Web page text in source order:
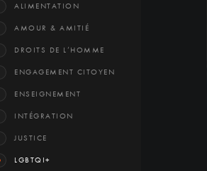
ALIMENTATION
AMOUR & AMITIÉ
DROITS DE L’HOMME
ENGAGEMENT CITOYEN
ENSEIGNEMENT
INTÉGRATION
JUSTICE
LGBTQI+